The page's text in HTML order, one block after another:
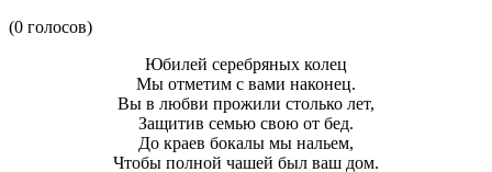
(0 голосов)
Юбилей серебряных колец
Мы отметим с вами наконец.
Вы в любви прожили столько лет,
Защитив семью свою от бед.
До краев бокалы мы нальем,
Чтобы полной чашей был ваш дом.